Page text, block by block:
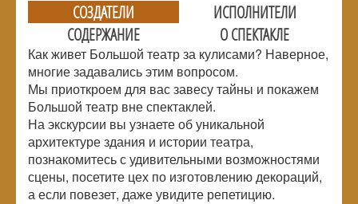
СОЗДАТЕЛИ
ИСПОЛНИТЕЛИ
СОДЕРЖАНИЕ
О СПЕКТАКЛЕ
Как живет Большой театр за кулисами? Наверное,
многие задавались этим вопросом.
Мы приоткроем для вас завесу тайны и покажем
Большой театр вне спектаклей.
На экскурсии вы узнаете об уникальной
архитектуре здания и истории театра,
познакомитесь с удивительными возможностями
сцены, посетите цех по изготовлению декораций,
а если повезет, даже увидите репетицию.